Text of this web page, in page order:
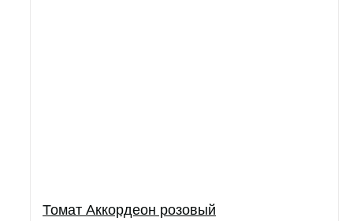
Томат Аккордеон розовый